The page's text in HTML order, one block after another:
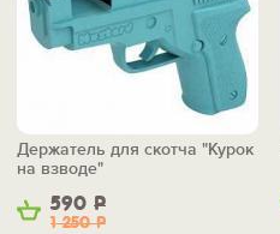
590 Р
1 250Р
Держатель для скотча "Курок
на взводе"